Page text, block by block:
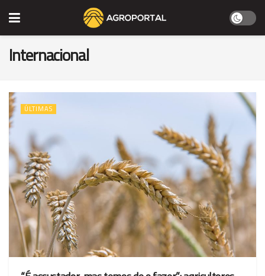
Internacional
ÚLTIMAS